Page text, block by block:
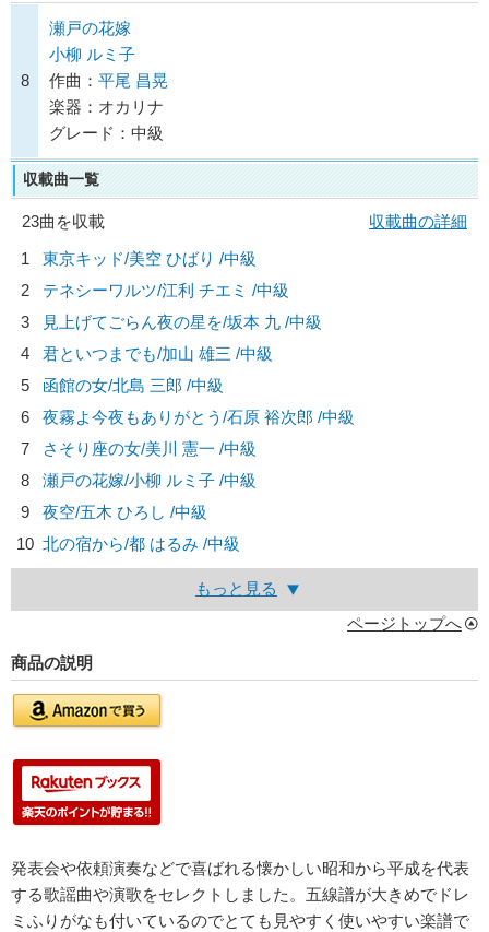
8
瀬戸の花嫁
小柳 ルミ子
作曲： 平尾 昌晃
楽器：オカリナ
グレード：中級
収載曲一覧
23曲を収載
収載曲の詳細
1
東京キッド/美空 ひばり /中級
2
テネシーワルツ/江利 チエミ /中級
3
見上げてごらん夜の星を/坂本 九 /中級
4
君といつまでも/加山 雄三 /中級
5
函館の女/北島 三郎 /中級
6
夜霧よ今夜もありがとう/石原 裕次郎 /中級
7
さそり座の女/美川 憲一 /中級
8
瀬戸の花嫁/小柳 ルミ子 /中級
9
夜空/五木 ひろし /中級
10 北の宿から/都 はるみ /中級
もっと見る
ページトップへ
商品の説明
発表会や依頼演奏などで喜ばれる懐かしい昭和から平成を代表
する歌謡曲や演歌をセレクトしました。五線譜が大きめでドレ
ミふりがなも付いているのでとても見やすく使いやすい楽譜で